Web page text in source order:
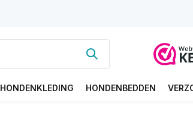
HONDENKLEDING HONDENBEDDEN